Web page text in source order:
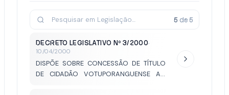
5 de5
DECRETO LEGISLATIVO Nº 3/2000·
10/04/2000
DISPÕE SOBRE CONCESSÃO DE TÍTULO
DE CIDADÃO VOTUPORANGUENSE AO